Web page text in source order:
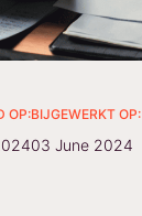
OP:BIJGEWERKT OP:
03 June 2024